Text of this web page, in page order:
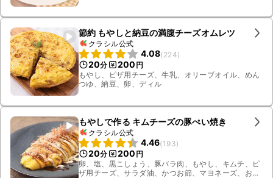
節約 もやしと納豆の満腹チーズオムレツ
クラシル公式
4.08(224)
20分 200 円
もやし、ピザ用チーズ、牛乳、オリーブオイル、めん
つゆ、納豆、卵、ディル
もやしで作る キムチーズの豚ぺい焼き
クラシル公式
4.46(193)
20分 200 円
卵、塩、黒こしょう、豚バラ肉、もやし、キムチ、ピ
ザ用チーズ、サラダ油、かつお節、マヨネーズ、お好